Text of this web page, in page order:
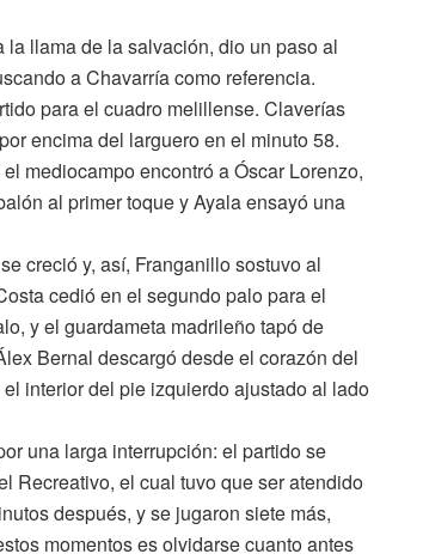
llama de la salvación, dio un paso al
a Chavarría como referencia.
para el cuadro melillense. Claverías
encima del larguero en el minuto 58.
mediocampo encontró a Óscar Lorenzo,
al primer toque y Ayala ensayó una
creció y, así, Franganillo sostuvo al
cedió en el segundo palo para el
y el guardameta madrileño tapó de
Bernal descargó desde el corazón del
interior del pie izquierdo ajustado al lado
una larga interrupción: el partido se
Recreativo, el cual tuvo que ser atendido
después, y se jugaron siete más,
momentos es olvidarse cuanto antes